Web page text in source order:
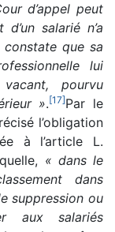
d’appel peut
salarié n’a
constate que sa
lui
pourvu
».[17]Par le
l’obligation
à l’article L.
« dans le
dans
suppression ou
aux salariés